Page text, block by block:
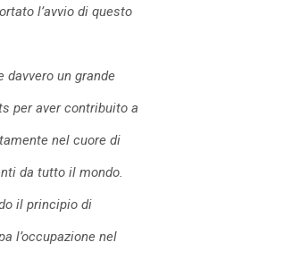
l’avvio di questo
davvero un grande
per aver contribuito a
nel cuore di
da tutto il mondo.
il principio di
l’occupazione nel